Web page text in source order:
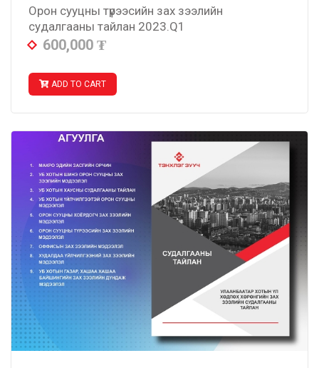
Орон сууцны түрээсийн зах зээлийн
судалгааны тайлан 2023.Q1
600,000 ₮
ADD TO CART